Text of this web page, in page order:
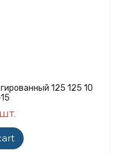
125 125 10